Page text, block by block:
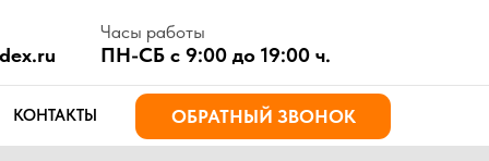
СБ с 9:00 до 19:00 ч.
ОБРАТНЫЙ ЗВОНОК